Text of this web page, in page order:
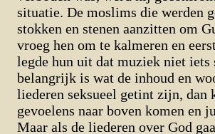
situatie. De moslims die werden
stokken en stenen aanzitten om
vroeg hen om te kalmeren en
legde hun uit dat muziek niet
belangrijk is wat de inhoud en
liederen seksueel getint zijn, dan
gevoelens naar boven komen en
Maar als de liederen over God